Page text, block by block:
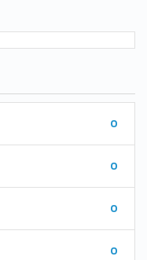
0
0
0
0